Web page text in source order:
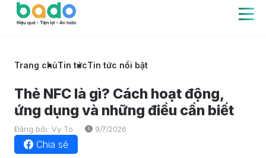
Trang chủTin tứcTin tức nổi bật
Thẻ NFC là gì? Cách hoạt động,
ứng dụng và những điều cần biết
Đăng bởi: Vy To 9/7/2026
Chia sẻ